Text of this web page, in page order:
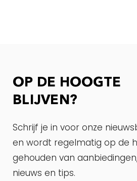
OP DE HOOGTE
BLIJVEN?
Schrijf je in voor onze
en wordt regelmatig op de
gehouden van
nieuws en tips.